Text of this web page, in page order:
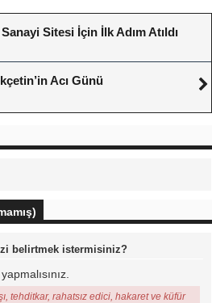
Sitesi İçin İlk Adım Atıldı
Acı Günü
belirtmek istermisiniz?
yapmalısınız.
tehditkar, rahatsız edici, hakaret ve küfür